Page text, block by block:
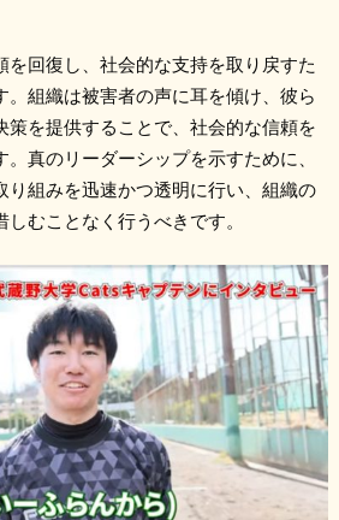
を回復し、社会的な支持を取り戻すた
。組織は被害者の声に耳を傾け、彼ら
策を提供することで、社会的な信頼を
真のリーダーシップを示すために、
り組みを迅速かつ透明に行い、組織の
むことなく行うべきです。